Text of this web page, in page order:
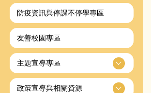
防疫資訊與停課不停學專區
友善校園專區
主題宣導專區
政策宣導與相關資源